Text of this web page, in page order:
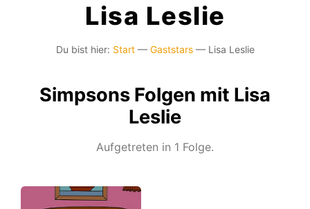
Lisa Leslie
Du bist hier: Start— Gaststars— Lisa Leslie
Simpsons Folgen mit Lisa
Leslie
Aufgetreten in 1 Folge.